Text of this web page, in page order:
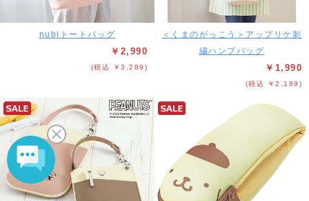
nubiトートバッグ
￥2,990
(税込 ￥3,289)
＜くまのがっこう＞アップリケ刺
繍ハンプバッグ
￥1,990
(税込 ￥2,189)